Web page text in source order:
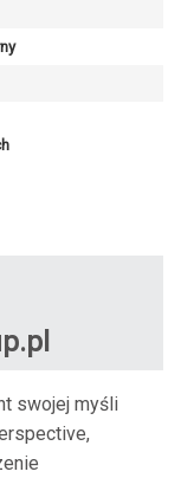
swojej myśli